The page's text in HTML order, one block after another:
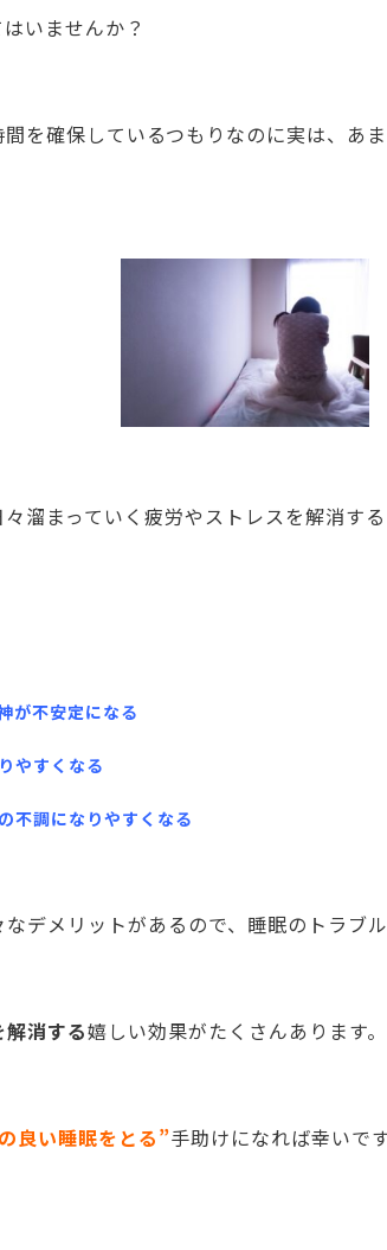
いませんか？
を確保しているつもりなのに実は、あ
々溜まっていく疲労やストレスを解消す
が不安定になる
やすくなる
不調になりやすくなる
デメリットがあるので、睡眠のトラブ
消する嬉しい効果がたくさんあります。
良い睡眠をとる”手助けになれば幸いです